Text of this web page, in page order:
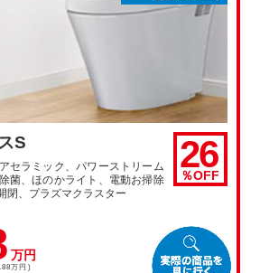
26
％OFF
S
セラミック、パワーストリーム
菌、ほのかライト、電動お掃除
閉、プラズマクラスター
万円
万円)